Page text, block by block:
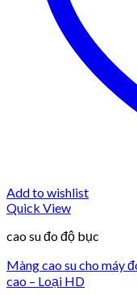
Add to wishlist
Quick View
cao su đo độ bục
Màng cao su cho máy
cao – Loại HD